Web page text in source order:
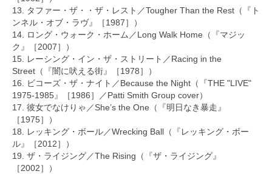
13. タファー・ザ・・ザ・レスト／Tougher Than the Rest（『ト
ンネル・オブ・ラヴ』［1987］）
14. ロング・ウォーク・ホーム／Long Walk Home（『マジッ
ク』［2007］）
15. レーシング・イン・ザ・ストリート／Racing in the
Street（『闇に吠える街』［1978］）
16. ビコーズ・ザ・ナイト／Because the Night（『THE "LIVE"
1975-1985』［1986］／Patti Smith Group cover）
17. 彼女でなけりゃ／She’s the One（『明日なき暴走』
［1975］）
18. レッキング・ボール／Wrecking Ball（『レッキング・ボー
ル』［2012］）
19. ザ・ライジング／The Rising（『ザ・ライジング』
［2002］）